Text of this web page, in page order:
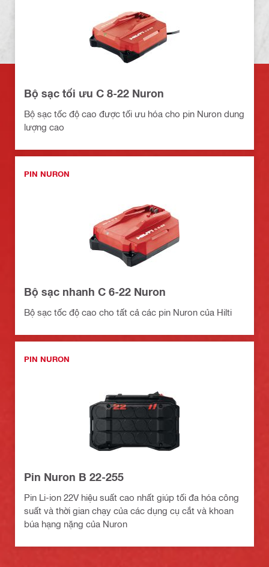
Bộ sạc tối ưu C 8-22 Nuron
Bộ sạc tốc độ cao được tối ưu hóa cho pin Nuron dung
lượng cao
PIN NURON
Bộ sạc nhanh C 6-22 Nuron
Bộ sạc tốc độ cao cho tất cả các pin Nuron của Hilti
PIN NURON
Pin Nuron B 22-255
Pin Li-ion 22V hiệu suất cao nhất giúp tối đa hóa công
suất và thời gian chạy của các dụng cụ cắt và khoan
búa hạng nặng của Nuron